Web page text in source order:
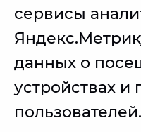
правомерной
iPhone, iPad, MacBook, iMac,
Apple Inc. (Эпл Инк.);
Samsung – правообладатель
Электроникс Ко., Лтд.);
Товарные знаки
отношении которых
сервисы
данных о
устройствах и